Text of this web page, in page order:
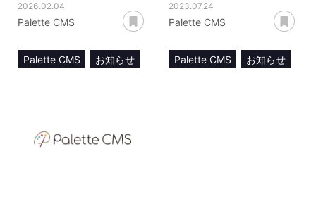
2026.02.04
Palette CMS
あとで読む
Palette CMS
お知らせ
2023.07.24
Palette CMS
Palette CMS
お知らせ